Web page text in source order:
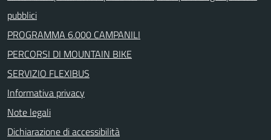
pubblici
PROGRAMMA 6.000 CAMPANILI
PERCORSI DI MOUNTAIN BIKE
SERVIZIO FLEXIBUS
Informativa privacy
Note legali
Dichiarazione di accessibilità